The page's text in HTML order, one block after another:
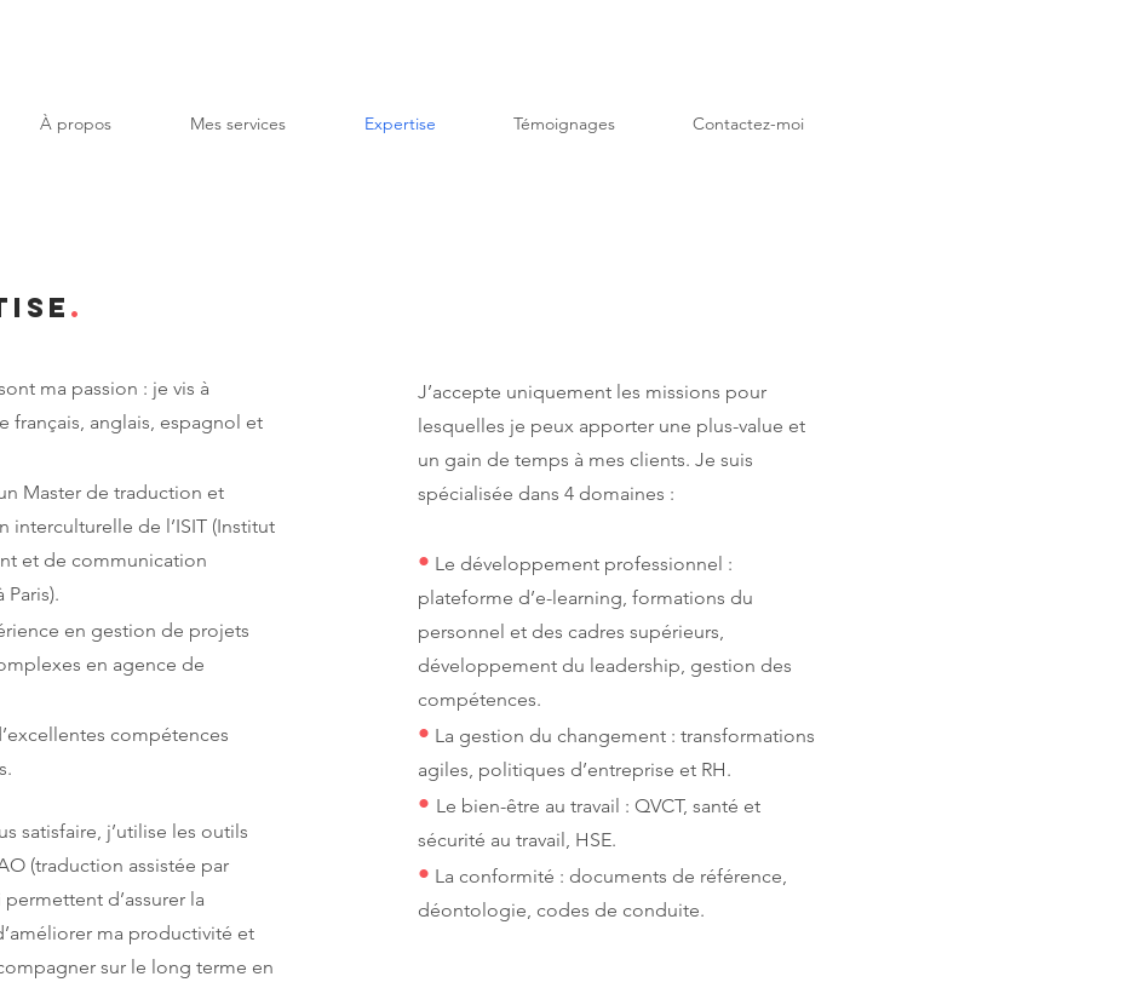
À propos Mes services Expertise Témoignages Contactez-moi
.
ma passion : je vis à
français, anglais, espagnol et
Master de traduction et
interculturelle de l’ISIT (Institut
et de communication
Paris).
en gestion de projets
en agence de
compétences
satisfaire, j’utilise les outils
(traduction assistée par
d’assurer la
ma productivité et
sur le long terme en
J’accepte uniquement les missions pour
lesquelles je peux apporter une plus-value et
un gain de temps à mes clients. Je suis
spécialisée dans 4 domaines :
• Le développement professionnel :
plateforme d’e-learning, formations du
personnel et des cadres supérieurs,
développement du leadership, gestion des
compétences.
• La gestion du changement : transformations
agiles, politiques d’entreprise et RH.
• Le bien-être au travail : QVCT, santé et
sécurité au travail, HSE.
• La conformité : documents de référence,
déontologie, codes de conduite.